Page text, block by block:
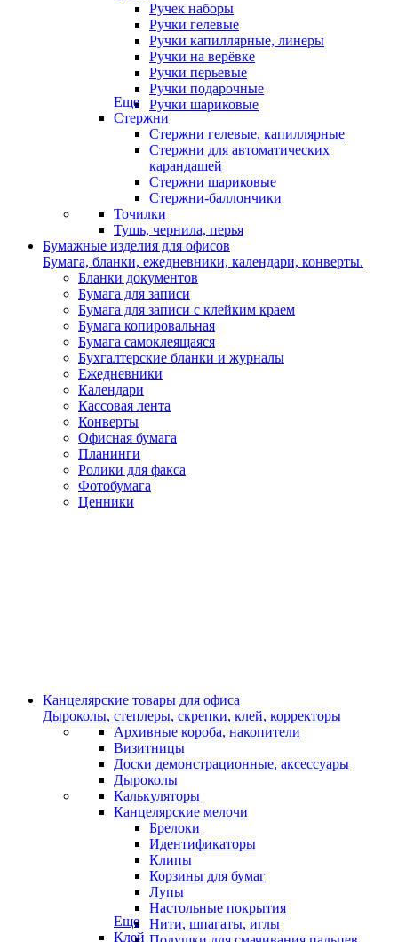
Ручек наборы
Ручки гелевые
Ручки капиллярные, линеры
Ручки на верёвке
Ручки перьевые
Ручки подарочные
Ручки шариковые
Еще
Стержни
Стержни гелевые, капиллярные
Стержни для автоматических
карандашей
Стержни шариковые
Стержни-баллончики
Точилки
Тушь, чернила, перья
Бумажные изделия для офисов
Бумага, бланки, ежедневники, календари, конверты.
Бланки документов
Бумага для записи
Бумага для записи с клейким краем
Бумага копировальная
Бумага самоклеящаяся
Бухгалтерские бланки и журналы
Ежедневники
Календари
Кассовая лента
Конверты
Офисная бумага
Планинги
Ролики для факса
Фотобумага
Ценники
Канцелярские товары для офиса
Дыроколы, степлеры, скрепки, клей, корректоры
Архивные короба, накопители
Визитницы
Доски демонстрационные, аксессуары
Дыроколы
Калькуляторы
Канцелярские мелочи
Брелоки
Идентификаторы
Клипы
Корзины для бумаг
Лупы
Настольные покрытия
Нити, шпагаты, иглы
Еще
Клей